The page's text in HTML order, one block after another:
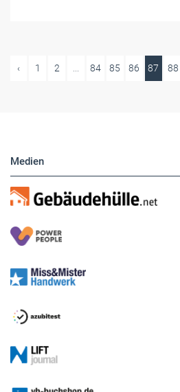
‹ 1 2 ... 84 85 86 87 88
Medien